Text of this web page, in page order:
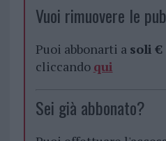
Vuoi rimuovere le
Puoi abbonarti a soli €
cliccando qui
Sei già abbonato?